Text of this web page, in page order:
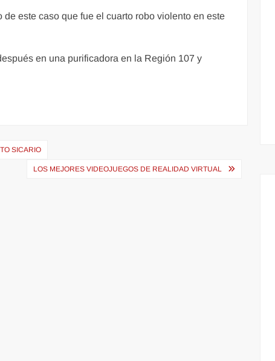
este caso que fue el cuarto robo violento en este
en una purificadora en la Región 107 y
SICARIO
LOS MEJORES VIDEOJUEGOS DE REALIDAD VIRTUAL